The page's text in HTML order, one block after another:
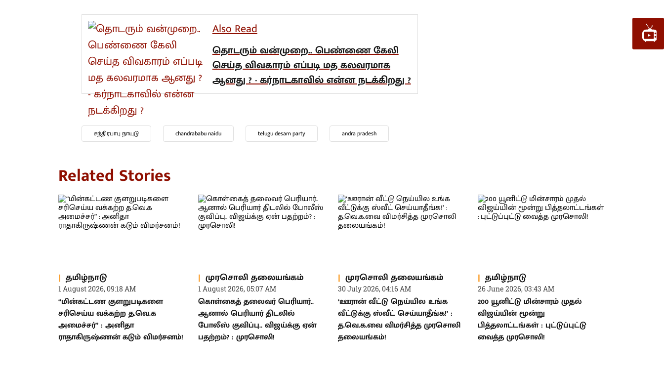
Also Read
தொடரும் வன்முறை.. பெண்ணை கேலி
செய்த விவகாரம் எப்படி மத கலவரமாக
ஆனது ? - கர்நாடகாவில் என்ன நடக்கிறது ?
சந்திரபாபு நாயுடு chandrababu naidu telugu desam party andra pradesh
Related Stories
தமிழ்நாடு
1 August 2026, 09:18 AM
“மின்கட்டண குளறுபடிகளை
சரிசெய்ய வக்கற்ற த.வெ.க
அமைச்சர்” : அனிதா
ராதாகிருஷ்ணன் கடும் விமர்சனம்!
முரசொலி தலையங்கம்
1 August 2026, 05:07 AM
கொள்கைத் தலைவர் பெரியார்..
ஆனால் பெரியார் திடலில்
போலீஸ் குவிப்பு.. விஜய்க்கு ஏன்
பதற்றம்? : முரசொலி!
முரசொலி தலையங்கம்
30 July 2026, 04:16 AM
‘ஊரான் வீட்டு நெய்யில உங்க
வீட்டுக்கு ஸ்வீட் செய்யாதீங்க!’ :
த.வெ.க.வை விமர்சித்த முரசொலி
தலையங்கம்!
தமிழ்நாடு
26 June 2026, 03:43 AM
200 யூனிட்டு மின்சாரம் முதல்
விஜய்யின் மூன்று
பித்தலாட்டங்கள் : புட்டுப்புட்டு
வைத்த முரசொலி!